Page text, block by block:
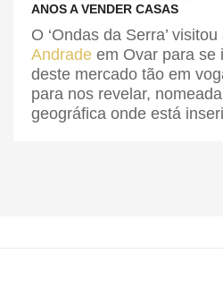
ANOS A VENDER CASAS
O ‘Ondas da Serra’
Andrade em Ovar para se
deste mercado tão em
para nos revelar,
geográfica onde está